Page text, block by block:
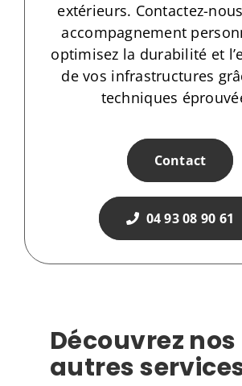
extérieurs. Contactez-
accompagnement
optimisez la durabilité et
de vos infrastructures
techniques
Contact
04 93 08 90 61
Découvrez nos
autres